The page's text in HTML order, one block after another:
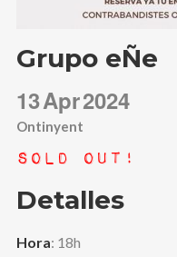
Grupo eÑe
13Apr2024
Ontinyent
Sold Out!
Detalles
Hora: 18h